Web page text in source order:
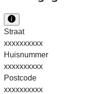
Straat
xxxxxxxxxx
Huisnummer
xxxxxxxxxx
Postcode
xxxxxxxxxx